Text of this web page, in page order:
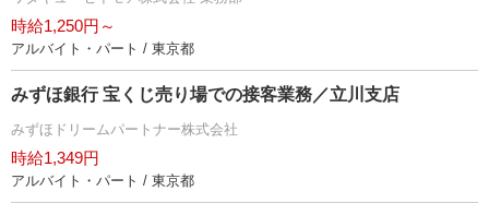
時給1,250円～
アルバイト・パート / 東京都
みずほ銀行 宝くじ売り場での接客業務／立川支店
みずほドリームパートナー株式会社
時給1,349円
アルバイト・パート / 東京都